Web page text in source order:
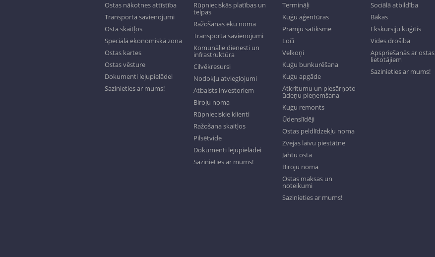
Ostas nākotnes attīstība
Transporta savienojumi
Osta skaitļos
Speciālā ekonomiskā zona
Ostas kartes
Ostas vēsture
Dokumenti lejupielādei
Sazinieties ar mums!
Rūpnieciskās platības un
telpas
Ražošanas ēku noma
Transporta savienojumi
Komunālie dienesti un
infrastruktūra
Cilvēkresursi
Nodokļu atvieglojumi
Atbalsts investoriem
Biroju noma
Rūpnieciskie klienti
Ražošana skaitļos
Pilsētvide
Dokumenti lejupielādei
Sazinieties ar mums!
Termināļi
Kuģu aģentūras
Prāmju satiksme
Loči
Velkoņi
Kuģu bunkurēšana
Kuģu apgāde
Atkritumu un piesārņoto
ūdeņu pieņemšana
Kuģu remonts
Ūdenslīdēji
Ostas peldlīdzekļu noma
Zvejas laivu piestātne
Jahtu osta
Biroju noma
Ostas maksas un
noteikumi
Sazinieties ar mums!
Sociālā atbildība
Bākas
Ekskursiju kuģītis
Vides drošība
Apspriešanās ar ostas
lietotājiem
Sazinieties ar mums!